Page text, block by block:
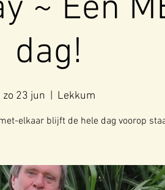
~ Een
dag!
zo 23 jun Lekkum
elkaar blijft de hele dag voorop